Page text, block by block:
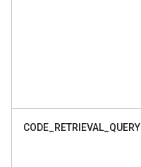
CODE_RETRIEVAL_QUERY